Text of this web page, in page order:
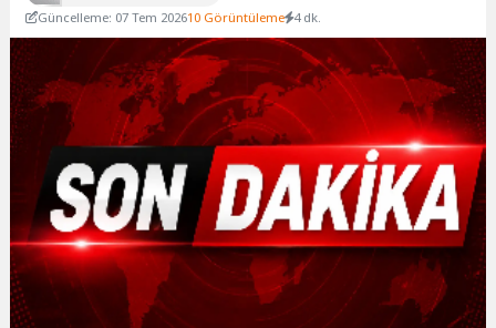
Güncelleme: 07 Tem 202610 Görüntüleme 4 dk.